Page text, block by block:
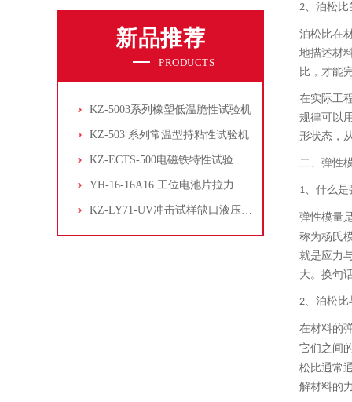
新品推荐
PRODUCTS
KZ-5003系列橡塑低温脆性试验机
KZ-503 系列常温型持粘性试验机
KZ-ECTS-500电磁铁特性试验系统
YH-16-16A16 工位电池片拉力试验机
KZ-LY71-UV冲击试样缺口液压拉床
2、 泊松比
泊松比在
地描述材
比，才能
在实际工
规律可以
形状态，
二、 弹性
1、 什么是
弹性模量
称为杨氏
就是应力
大。换句
2、 泊松比
在材料的
它们之间
松比通常
解材料的